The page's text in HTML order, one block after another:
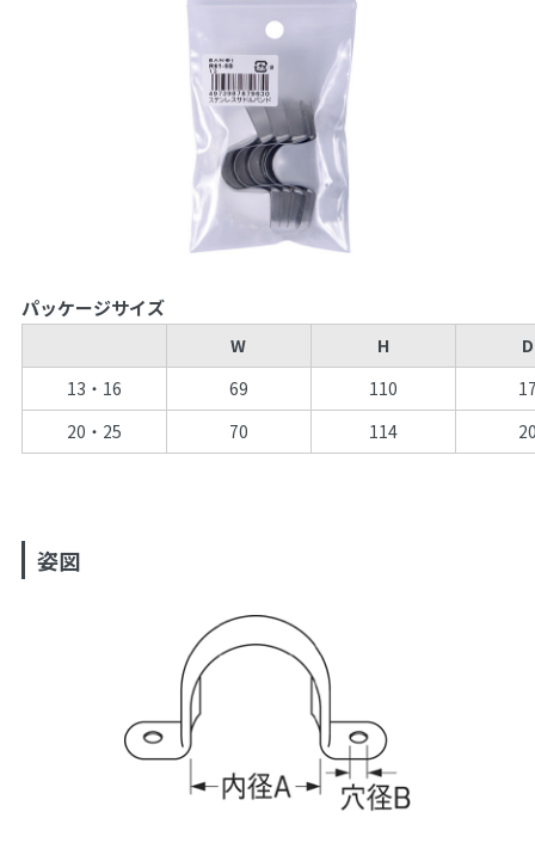
パッケージサイズ
W H
D
13・16
69 110
20・25
70 114
姿図